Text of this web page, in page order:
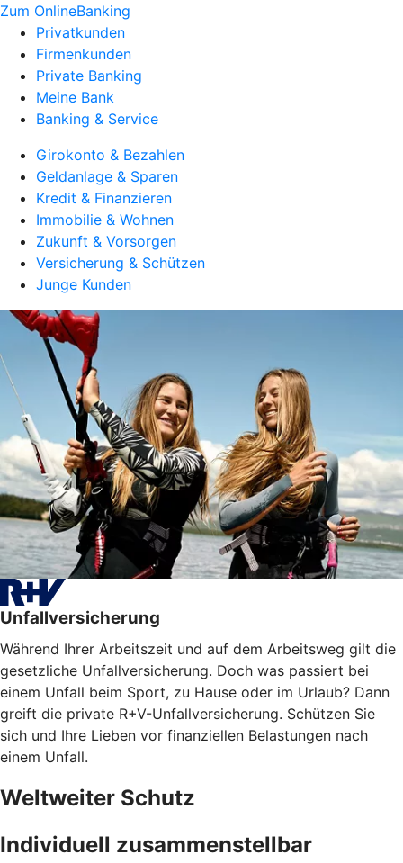
Zum OnlineBanking
Privatkunden
Firmenkunden
Private Banking
Meine Bank
Banking & Service
Girokonto & Bezahlen
Geldanlage & Sparen
Kredit & Finanzieren
Immobilie & Wohnen
Zukunft & Vorsorgen
Versicherung & Schützen
Junge Kunden
Unfallversicherung
Während Ihrer Arbeitszeit und auf dem Arbeitsweg gilt die
gesetzliche Unfallversicherung. Doch was passiert bei
einem Unfall beim Sport, zu Hause oder im Urlaub? Dann
greift die private R+V-Unfallversicherung. Schützen Sie
sich und Ihre Lieben vor finanziellen Belastungen nach
einem Unfall.
Weltweiter Schutz
Individuell zusammenstellbar